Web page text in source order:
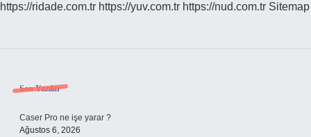
https://ridade.com.tr https://yuv.com.tr https://nud.com.tr Sitemap
Sidebar
Son Yazılar
Caser Pro ne işe yarar ?
Ağustos 6, 2026